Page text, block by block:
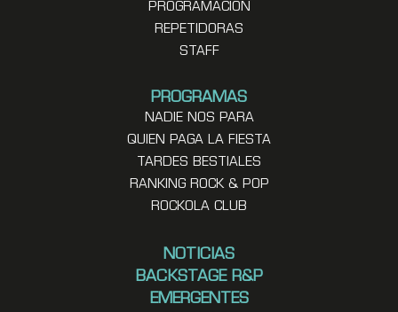
PROGRAMACION
REPETIDORAS
STAFF
PROGRAMAS
NADIE NOS PARA
QUIEN PAGA LA FIESTA
TARDES BESTIALES
RANKING ROCK & POP
ROCKOLA CLUB
NOTICIAS
BACKSTAGE R&P
EMERGENTES